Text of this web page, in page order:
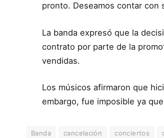
pronto. Deseamos contar con
La banda expresó que la
contrato por parte de la
vendidas.
Los músicos afirmaron que
embargo, fue imposible ya
Banda cancelación conciertos